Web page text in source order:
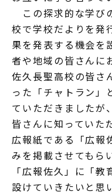
この探求的な学び
校で学校だよりを発
果を発表する機会を
者や地域の皆さんに
佐久長聖高校の皆さ
った「チャトラン」
ていただきましたが
皆さんに知っていた
広報紙である「広報
みを掲載させてもら
「広報佐久」に「
設けていきたいと思